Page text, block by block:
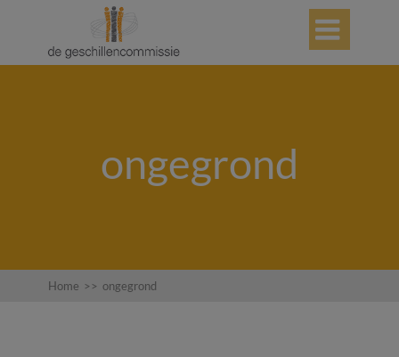

ongegrond
Home >> ongegrond